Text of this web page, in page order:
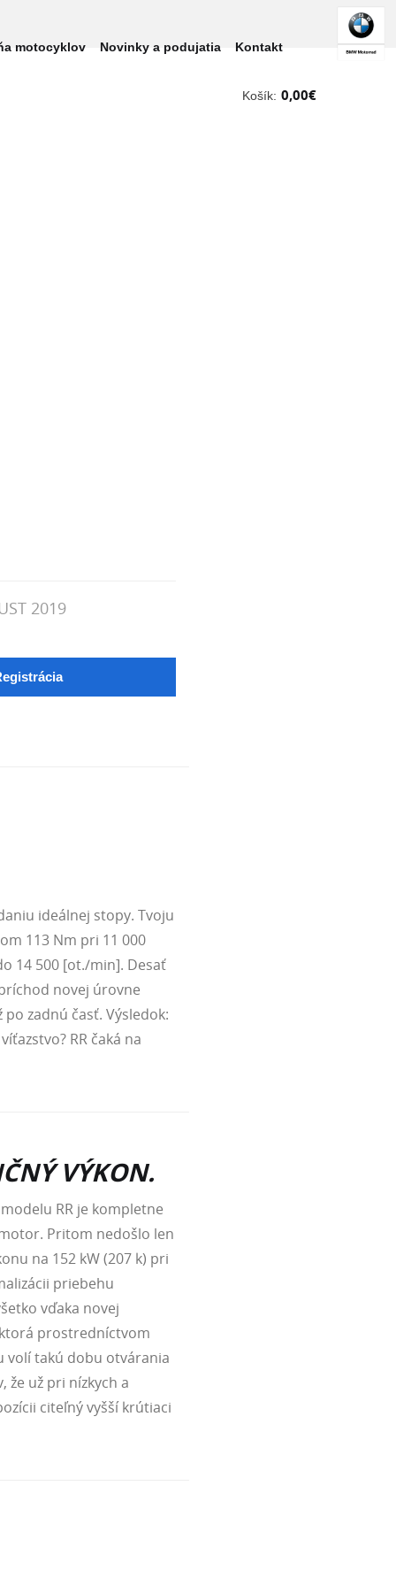
motocyklov Novinky a podujatia Kontakt
Košík: 0,00€
2019
ideálnej stopy. Tvoju
113 Nm pri 11 000
14 500 [ot./min]. Desať
novej úrovne
zadnú časť. Výsledok:
RR čaká na
VÝKON.
RR je kompletne
Pritom nedošlo len
na 152 kW (207 k) pri
priebehu
vďaka novej
prostredníctvom
volí takú dobu otvárania
že už pri nízkych a
citeľný vyšší krútiaci